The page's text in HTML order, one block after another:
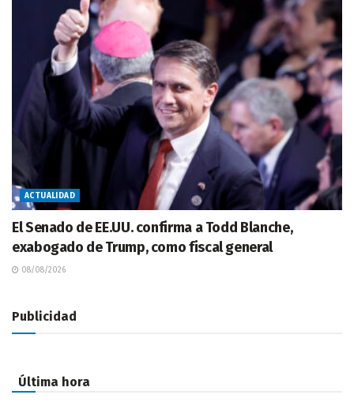
ACTUALIDAD
El Senado de EE.UU. confirma a Todd Blanche,
exabogado de Trump, como fiscal general
08/08/2026
Publicidad
Última hora